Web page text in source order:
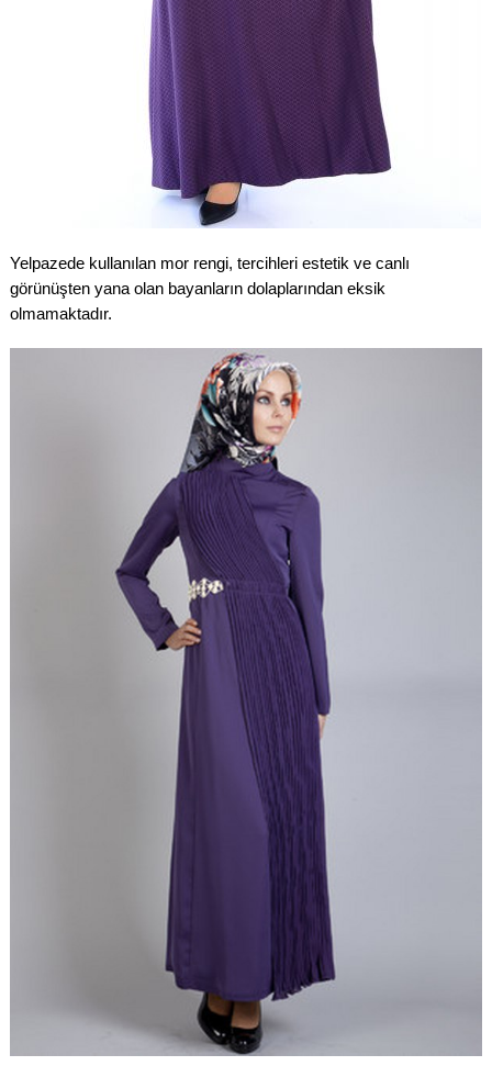
Yelpazede kullanılan mor rengi, tercihleri estetik ve canlı
görünüşten yana olan bayanların dolaplarından eksik
olmamaktadır.